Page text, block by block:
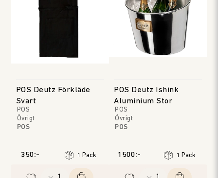
POS Deutz Förkläde
Svart
POS
Övrigt
POS
350:- 1 Pack
POS Deutz Ishink
Aluminium Stor
POS
Övrigt
POS
1500:- 1 Pack